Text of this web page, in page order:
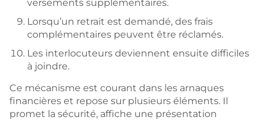
versements supplémentaires.
Lorsqu’un retrait est demandé, des frais
complémentaires peuvent être réclamés.
Les interlocuteurs deviennent ensuite difficiles
à joindre.
Ce mécanisme est courant dans les arnaques
financières et repose sur plusieurs éléments. Il
promet la sécurité, affiche une présentation